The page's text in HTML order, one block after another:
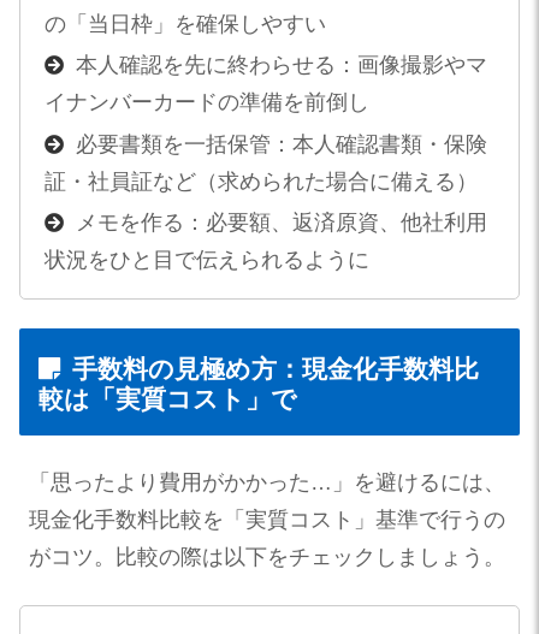
の「当日枠」を確保しやすい
本人確認を先に終わらせる：画像撮影やマ
イナンバーカードの準備を前倒し
必要書類を一括保管：本人確認書類・保険
証・社員証など（求められた場合に備える）
メモを作る：必要額、返済原資、他社利用
状況をひと目で伝えられるように
手数料の見極め方：現金化手数料比
較は「実質コスト」で
「思ったより費用がかかった…」を避けるには、
現金化手数料比較を「実質コスト」基準で行うの
がコツ。比較の際は以下をチェックしましょう。